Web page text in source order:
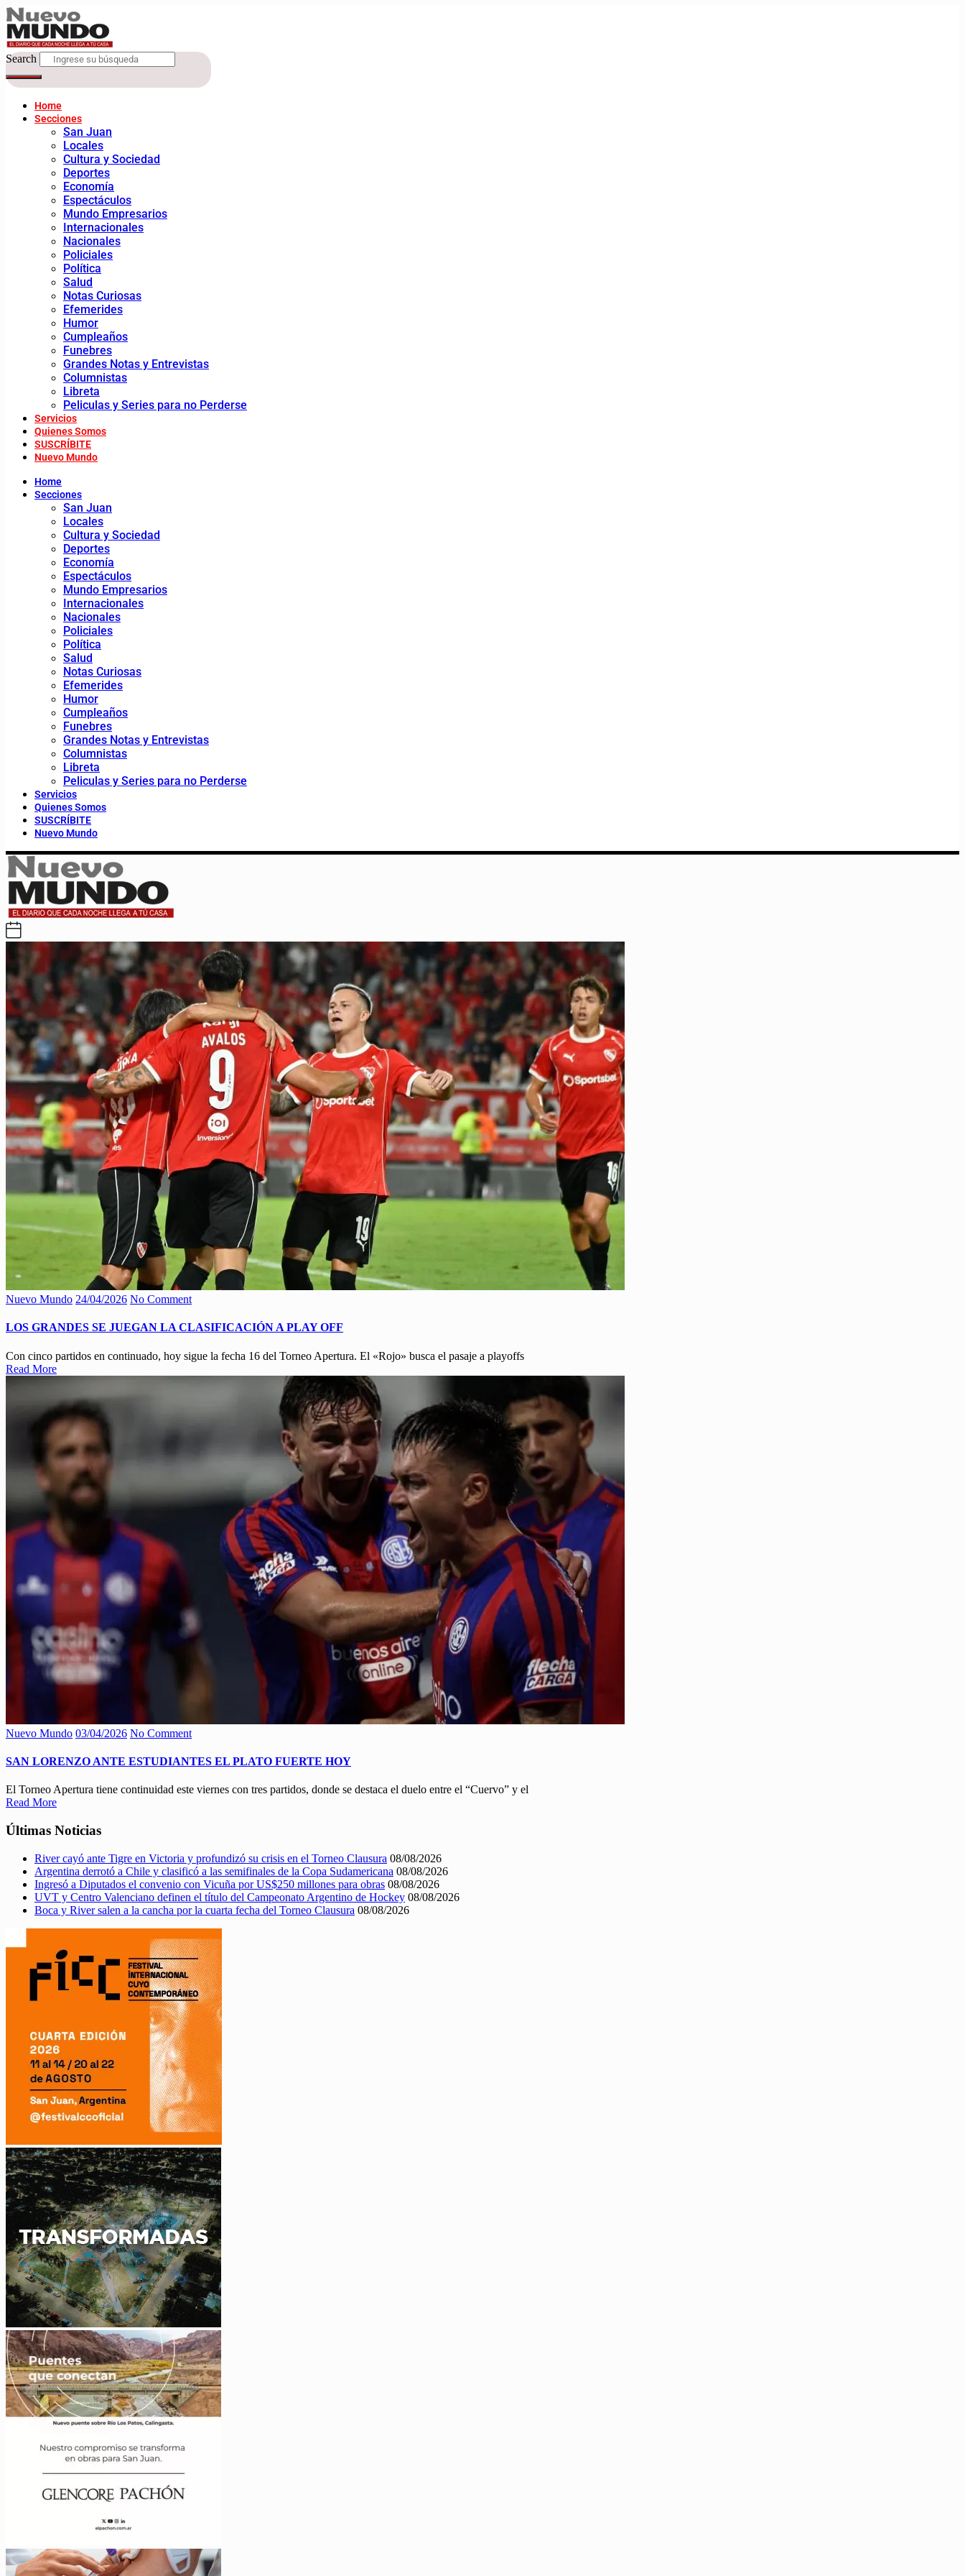
Search
Home
Secciones
San Juan
Locales
Cultura y Sociedad
Deportes
Economía
Espectáculos
Mundo Empresarios
Internacionales
Nacionales
Policiales
Política
Salud
Notas Curiosas
Efemerides
Humor
Cumpleaños
Funebres
Grandes Notas y Entrevistas
Columnistas
Libreta
Peliculas y Series para no Perderse
Servicios
Quienes Somos
SUSCRÍBITE
Nuevo Mundo
Home
Secciones
San Juan
Locales
Cultura y Sociedad
Deportes
Economía
Espectáculos
Mundo Empresarios
Internacionales
Nacionales
Policiales
Política
Salud
Notas Curiosas
Efemerides
Humor
Cumpleaños
Funebres
Grandes Notas y Entrevistas
Columnistas
Libreta
Peliculas y Series para no Perderse
Servicios
Quienes Somos
SUSCRÍBITE
Nuevo Mundo
Nuevo Mundo 24/04/2026 No Comment
LOS GRANDES SE JUEGAN LA CLASIFICACIÓN A PLAY OFF
Con cinco partidos en continuado, hoy sigue la fecha 16 del Torneo Apertura. El «Rojo» busca el pasaje a playoffs
Read More
Nuevo Mundo 03/04/2026 No Comment
SAN LORENZO ANTE ESTUDIANTES EL PLATO FUERTE HOY
El Torneo Apertura tiene continuidad este viernes con tres partidos, donde se destaca el duelo entre el “Cuervo” y el
Read More
Últimas Noticias
River cayó ante Tigre en Victoria y profundizó su crisis en el Torneo Clausura 08/08/2026
Argentina derrotó a Chile y clasificó a las semifinales de la Copa Sudamericana 08/08/2026
Ingresó a Diputados el convenio con Vicuña por US$250 millones para obras 08/08/2026
UVT y Centro Valenciano definen el título del Campeonato Argentino de Hockey 08/08/2026
Boca y River salen a la cancha por la cuarta fecha del Torneo Clausura 08/08/2026